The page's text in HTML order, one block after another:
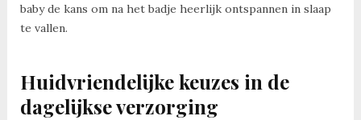
baby de kans om na het badje heerlijk ontspannen in slaap
te vallen.
Huidvriendelijke keuzes in de
dagelijkse verzorging